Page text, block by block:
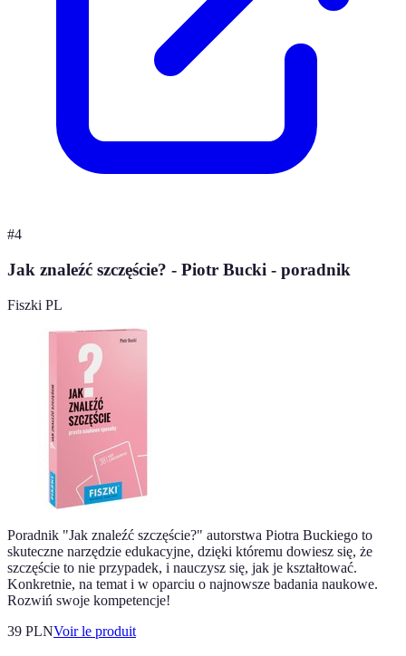
#4
Jak znaleźć szczęście? - Piotr Bucki - poradnik
Fiszki PL
Poradnik "Jak znaleźć szczęście?" autorstwa Piotra Buckiego to
skuteczne narzędzie edukacyjne, dzięki któremu dowiesz się, że
szczęście to nie przypadek, i nauczysz się, jak je kształtować.
Konkretnie, na temat i w oparciu o najnowsze badania naukowe.
Rozwiń swoje kompetencje!
39 PLNVoir le produit